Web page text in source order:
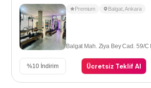
Premium Balgat,Ankara
Balgat Mah. Ziya Bey Cad. 59/
%10 İndirim Ücretsiz Teklif Al